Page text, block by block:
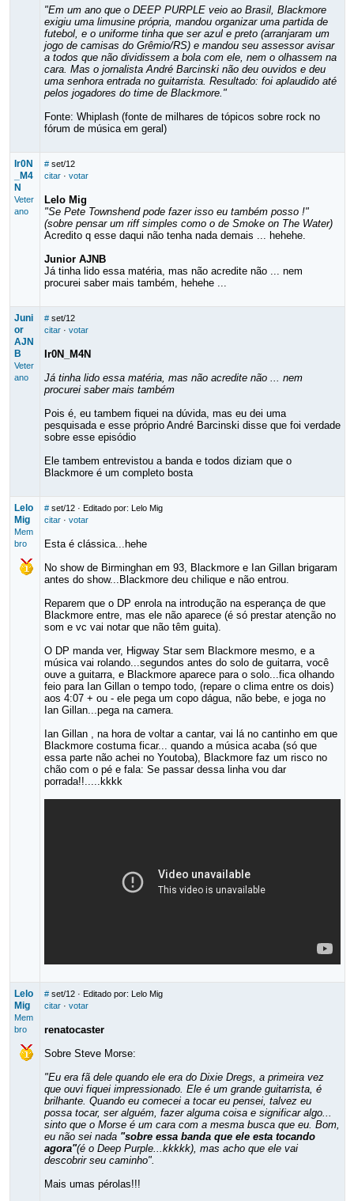
"Em um ano que o DEEP PURPLE veio ao Brasil, Blackmore
exigiu uma limusine própria, mandou organizar uma partida de
futebol, e o uniforme tinha que ser azul e preto (arranjaram um
jogo de camisas do Grêmio/RS) e mandou seu assessor avisar
a todos que não dividissem a bola com ele, nem o olhassem na
cara. Mas o jornalista André Barcinski não deu ouvidos e deu
uma senhora entrada no guitarrista. Resultado: foi aplaudido até
pelos jogadores do time de Blackmore."
Fonte: Whiplash (fonte de milhares de tópicos sobre rock no
fórum de música em geral)
Ir0N
_M4
N
Veter
ano
# set/12
citar· votar
Lelo Mig
"Se Pete Townshend pode fazer isso eu também posso !"
(sobre pensar um riff simples como o de Smoke on The Water)
Acredito q esse daqui não tenha nada demais ... hehehe.
Junior AJNB
Já tinha lido essa matéria, mas não acredite não ... nem
procurei saber mais também, hehehe ...
Juni
or
AJN
B
Veter
ano
# set/12
citar· votar
Ir0N_M4N
Já tinha lido essa matéria, mas não acredite não ... nem
procurei saber mais também
Pois é, eu tambem fiquei na dúvida, mas eu dei uma
pesquisada e esse próprio André Barcinski disse que foi verdade
sobre esse episódio
Ele tambem entrevistou a banda e todos diziam que o
Blackmore é um completo bosta
Lelo
Mig
Mem
bro
# set/12· Editado por: Lelo Mig
citar· votar
Esta é clássica...hehe
No show de Birminghan em 93, Blackmore e Ian Gillan brigaram
antes do show...Blackmore deu chilique e não entrou.
Reparem que o DP enrola na introdução na esperança de que
Blackmore entre, mas ele não aparece (é só prestar atenção no
som e vc vai notar que não têm guita).
O DP manda ver, Higway Star sem Blackmore mesmo, e a
música vai rolando...segundos antes do solo de guitarra, você
ouve a guitarra, e Blackmore aparece para o solo...fica olhando
feio para Ian Gillan o tempo todo, (repare o clima entre os dois)
aos 4:07 + ou - ele pega um copo dágua, não bebe, e joga no
Ian Gillan...pega na camera.
Ian Gillan , na hora de voltar a cantar, vai lá no cantinho em que
Blackmore costuma ficar... quando a música acaba (só que
essa parte não achei no Youtoba), Blackmore faz um risco no
chão com o pé e fala: Se passar dessa linha vou dar
porrada!!.....kkkk
Lelo
Mig
Mem
bro
# set/12· Editado por: Lelo Mig
citar· votar
renatocaster
Sobre Steve Morse:
"Eu era fã dele quando ele era do Dixie Dregs, a primeira vez
que ouvi fiquei impressionado. Ele é um grande guitarrista, é
brilhante. Quando eu comecei a tocar eu pensei, talvez eu
possa tocar, ser alguém, fazer alguma coisa e significar algo...
sinto que o Morse é um cara com a mesma busca que eu. Bom,
eu não sei nada "sobre essa banda que ele esta tocando
agora"(é o Deep Purple...kkkkk), mas acho que ele vai
descobrir seu caminho".
Mais umas pérolas!!!